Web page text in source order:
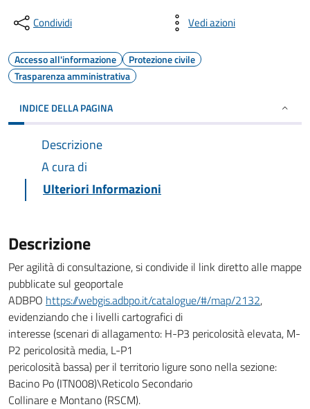
Condividi Vedi azioni
Accesso all'informazione
Protezione civile
Trasparenza amministrativa
INDICE DELLA PAGINA
Descrizione
A cura di
Ulteriori Informazioni
Descrizione
Per agilità di consultazione, si condivide il link diretto alle mappe
pubblicate sul geoportale
ADBPO https://webgis.adbpo.it/catalogue/#/map/2132,
evidenziando che i livelli cartografici di
interesse (scenari di allagamento: H-P3 pericolosità elevata, M-
P2 pericolosità media, L-P1
pericolosità bassa) per il territorio ligure sono nella sezione:
Bacino Po (ITN008)\Reticolo Secondario
Collinare e Montano (RSCM).